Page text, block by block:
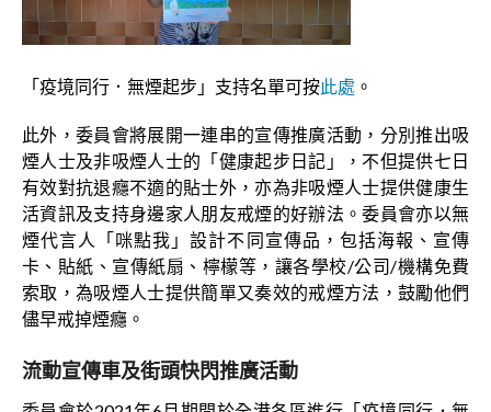
「疫境同行．無煙起步」支持名單可按此處 。
此外，委員會將展開一連串的宣傳推廣活動，分別推出吸
煙人士及非吸煙人士的「健康起步日記」，不但提供七日
有效對抗退癮不適的貼士外，亦為非吸煙人士提供健康生
活資訊及支持身邊家人朋友戒煙的好辦法。委員會亦以無
煙代言人「咪點我」設計不同宣傳品，包括海報、宣傳
卡、貼紙、宣傳紙扇、檸檬等，讓各學校/公司/機構免費
索取，為吸煙人士提供簡單又奏效的戒煙方法，鼓勵他們
儘早戒掉煙癮。
流動宣傳車及街頭快閃推廣活動